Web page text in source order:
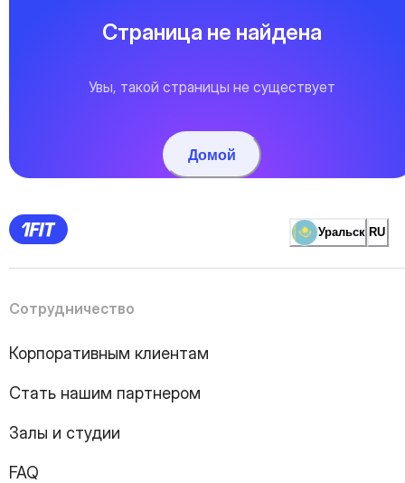
Страница не найдена
Увы, такой страницы не существует
Домой
Уральск RU
Сотрудничество
Корпоративным клиентам
Стать нашим партнером
Залы и студии
FAQ